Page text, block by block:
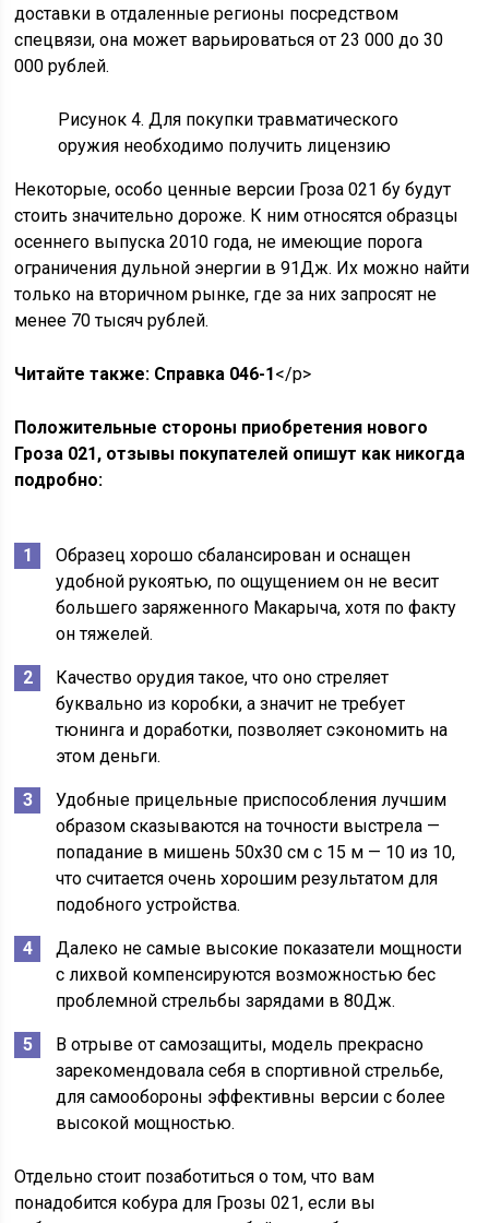
доставки в отдаленные регионы посредством
спецвязи, она может варьироваться от 23 000 до 30
000 рублей.
Рисунок 4. Для покупки травматического
оружия необходимо получить лицензию
Некоторые, особо ценные версии Гроза 021 бу будут
стоить значительно дороже. К ним относятся образцы
осеннего выпуска 2010 года, не имеющие порога
ограничения дульной энергии в 91Дж. Их можно найти
только на вторичном рынке, где за них запросят не
менее 70 тысяч рублей.
Читайте также: Справка 046-1</p>
Положительные стороны приобретения нового
Гроза 021, отзывы покупателей опишут как никогда
подробно:
Образец хорошо сбалансирован и оснащен
удобной рукоятью, по ощущением он не весит
большего заряженного Макарыча, хотя по факту
он тяжелей.
Качество орудия такое, что оно стреляет
буквально из коробки, а значит не требует
тюнинга и доработки, позволяет сэкономить на
этом деньги.
Удобные прицельные приспособления лучшим
образом сказываются на точности выстрела —
попадание в мишень 50х30 см с 15 м — 10 из 10,
что считается очень хорошим результатом для
подобного устройства.
Далеко не самые высокие показатели мощности
с лихвой компенсируются возможностью бес
проблемной стрельбы зарядами в 80Дж.
В отрыве от самозащиты, модель прекрасно
зарекомендовала себя в спортивной стрельбе,
для самообороны эффективны версии с более
высокой мощностью.
Отдельно стоит позаботиться о том, что вам
понадобится кобура для Грозы 021, если вы